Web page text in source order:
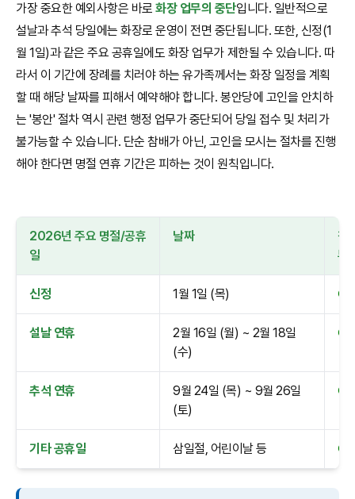
가장 중요한 예외사항은 바로화장 업무의 중단입니다. 일반적으로
설날과 추석 당일에는 화장로 운영이 전면 중단됩니다. 또한, 신정(1
월 1일)과 같은 주요 공휴일에도 화장 업무가 제한될 수 있습니다. 따
라서 이 기간에 장례를 치러야 하는 유가족께서는 화장 일정을 계획
할 때 해당 날짜를 피해서 예약해야 합니다. 봉안당에 고인을 안치하
는 '봉안' 절차 역시 관련 행정 업무가 중단되어 당일 접수 및 처리가
불가능할 수 있습니다. 단순 참배가 아닌, 고인을 모시는 절차를 진행
해야 한다면 명절 연휴 기간은 피하는 것이 원칙입니다.
2026년 주요 명절/공휴
일
날짜
참
부
신정 1월 1일 (목) ●
설날 연휴
2월 16일 (월) ~ 2월 18일
(수)
●
추석 연휴
9월 24일 (목) ~ 9월 26일
(토)
●
기타 공휴일 삼일절, 어린이날 등 ●